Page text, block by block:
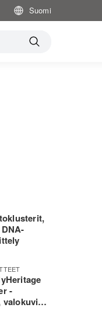
Suomi
-